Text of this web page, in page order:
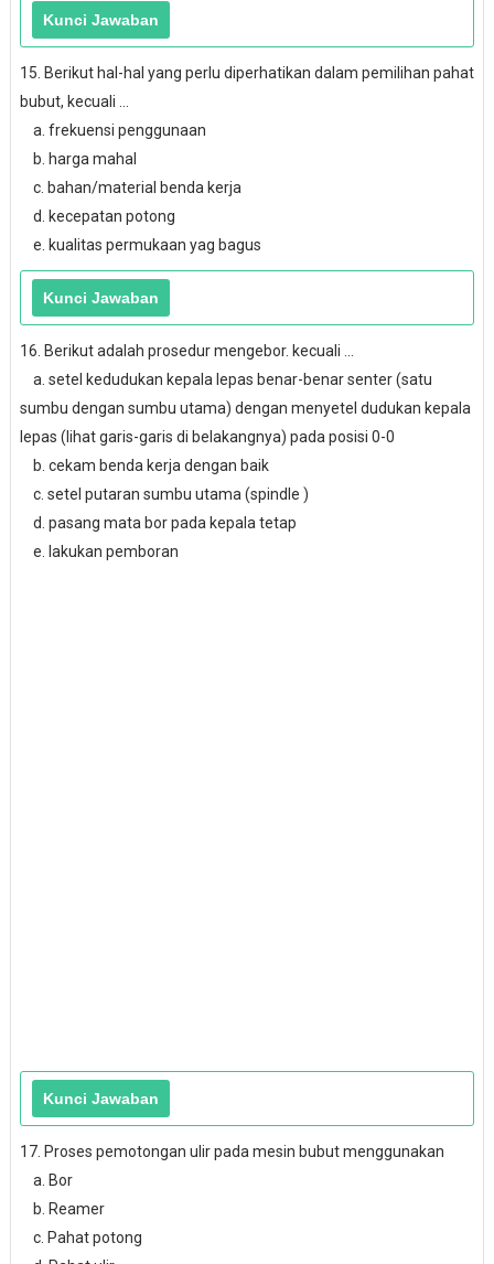
15. Berikut hal-hal yang perlu diperhatikan dalam pemilihan pahat
bubut, kecuali ...
a. frekuensi penggunaan
b. harga mahal
c. bahan/material benda kerja
d. kecepatan potong
e. kualitas permukaan yag bagus
16. Berikut adalah prosedur mengebor. kecuali ...
a. setel kedudukan kepala lepas benar-benar senter (satu
sumbu dengan sumbu utama) dengan menyetel dudukan kepala
lepas (lihat garis-garis di belakangnya) pada posisi 0-0
b. cekam benda kerja dengan baik
c. setel putaran sumbu utama (spindle )
d. pasang mata bor pada kepala tetap
e. lakukan pemboran
17. Proses pemotongan ulir pada mesin bubut menggunakan
a. Bor
b. Reamer
c. Pahat potong